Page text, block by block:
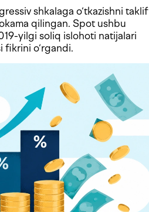
shkalaga o‘tkazishni taklif
qilingan. Spot ushbu
yilgi soliq islohoti natijalari
fikrini o‘rgandi.